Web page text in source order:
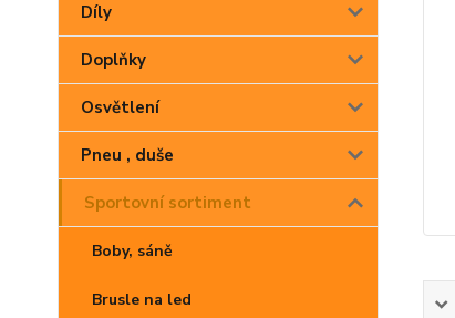
Díly
Doplňky
Osvětlení
Pneu , duše
Sportovní sortiment
Boby, sáně
Brusle na led